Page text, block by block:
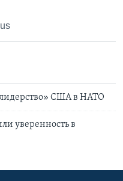
США в НАТО
уверенность в